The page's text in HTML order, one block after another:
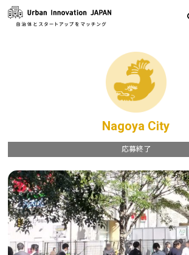
Nagoya City
応募終了